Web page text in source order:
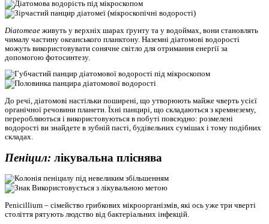
Diatomeae живуть у верхніх шарах ґрунту та у водоймах, вони становлять
чималу частину океанського планктону. Наземні діатомові водорості
можуть використовувати сонячне світло для отримання енергії за
допомогою фотосинтезу.
До речі, діатомові настільки поширені, що утворюють майже чверть усієї
органічної речовини планети. Їхні панцирі, що складаються з кремнезему,
переробляються і використовуються в побуті повсюдно: розмелені
водорості ви знайдете в зубній пасті, будівельних сумішах і тому подібних
складах.
Пеніцил: лікувальна пліснява
Penicillium – сімейство грибкових мікроорганізмів, які ось уже три чверті
століття рятують людство від бактеріальних інфекцій.